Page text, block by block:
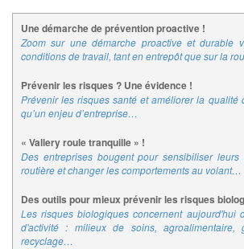
Une démarche de prévention proactive !
Zoom sur une démarche proactive et durable
conditions de travail, tant en entrepôt que sur la
Prévenir les risques ? Une évidence !
Prévenir les risques santé et améliorer la qualité
qu’un enjeu d’entreprise…
« Vallery roule tranquille » !
Des entreprises bougent pour sensibiliser
routière et changer les comportements au volant…
Des outils pour mieux prévenir les risques
Les risques biologiques concernent aujourd'hui
d'activité : milieux de soins, agroalimentaire,
recyclage…